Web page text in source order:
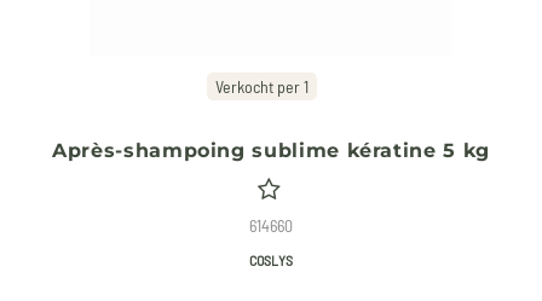
Verkocht per 1
Après-shampoing sublime kératine 5 kg
614660
COSLYS